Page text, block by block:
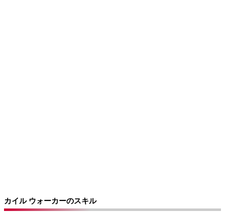
カイル ウォーカーのスキル